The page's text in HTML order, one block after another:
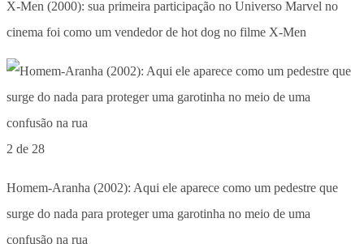
X-Men (2000): sua primeira participação no Universo Marvel no
cinema foi como um vendedor de hot dog no filme X-Men
2 de 28
Homem-Aranha (2002): Aqui ele aparece como um pedestre que
surge do nada para proteger uma garotinha no meio de uma
confusão na rua